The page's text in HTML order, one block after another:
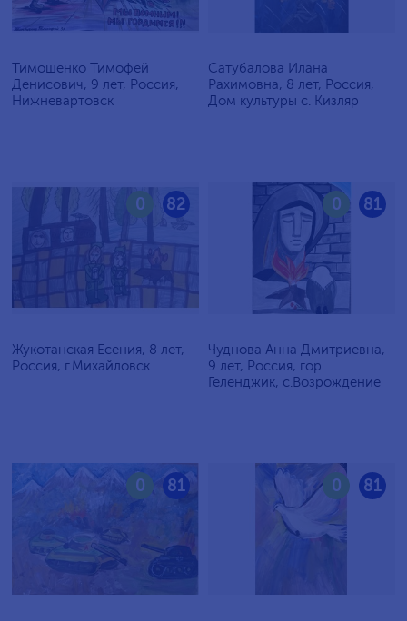
Тимошенко Тимофей
Денисович, 9 лет, Россия,
Нижневартовск
Сатубалова Илана
Рахимовна, 8 лет, Россия,
Дом культуры с. Кизляр
82
0
Жукотанская Есения, 8 лет,
Россия, г.Михайловск
81
0
Чуднова Анна Дмитриевна,
9 лет, Россия, гор.
Геленджик, с.Возрождение
81
0 81
0